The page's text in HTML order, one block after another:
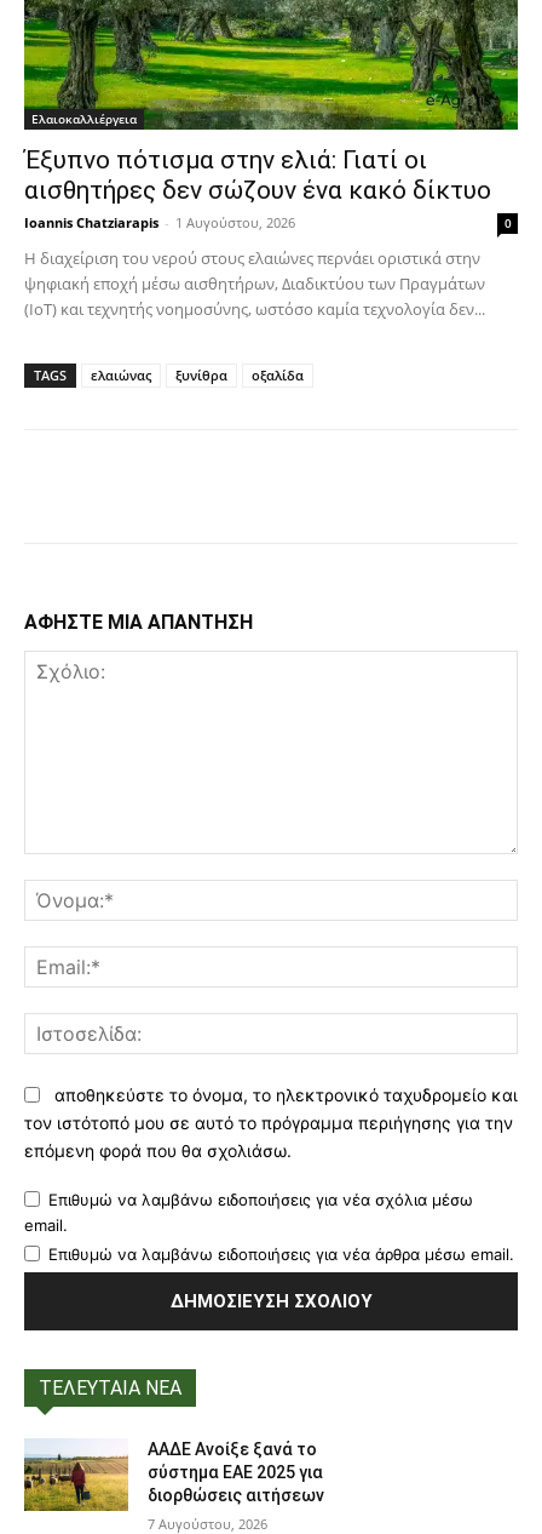
Ελαιοκαλλιέργεια
Έξυπνο πότισμα στην ελιά: Γιατί οι
αισθητήρες δεν σώζουν ένα κακό δίκτυο
Ioannis Chatziarapis - 1 Αυγούστου, 2026 0
Η διαχείριση του νερού στους ελαιώνες περνάει οριστικά στην
ψηφιακή εποχή μέσω αισθητήρων, Διαδικτύου των Πραγμάτων
(IoT) και τεχνητής νοημοσύνης, ωστόσο καμία τεχνολογία δεν...
TAGS ελαιώνας ξυνίθρα οξαλίδα
ΑΦΗΣΤΕ ΜΙΑ ΑΠΑΝΤΗΣΗ
αποθηκεύστε το όνομα, το ηλεκτρονικό ταχυδρομείο και
τον ιστότοπό μου σε αυτό το πρόγραμμα περιήγησης για την
επόμενη φορά που θα σχολιάσω.
Επιθυμώ να λαμβάνω ειδοποιήσεις για νέα σχόλια μέσω
email.
Επιθυμώ να λαμβάνω ειδοποιήσεις για νέα άρθρα μέσω email.
ΤΕΛΕΥΤΑΙΑ ΝΕΑ
ΑΑΔΕ Ανοίξε ξανά το
σύστημα ΕΑΕ 2025 για
διορθώσεις αιτήσεων
7 Αυγούστου, 2026